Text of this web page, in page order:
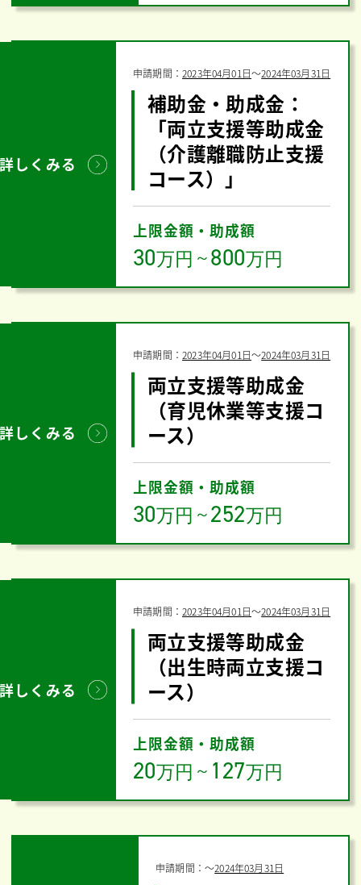
詳しくみる
申請期間：2023年04月01日〜2024年03月31日
補助金・助成金：
「両立支援等助成金
（介護離職防止支援
コース）」
上限金額・助成額
30万円 ～800万円
詳しくみる
申請期間：2023年04月01日〜2024年03月31日
両立支援等助成金
（育児休業等支援コ
ース）
上限金額・助成額
30万円 ～252万円
詳しくみる
申請期間：2023年04月01日〜2024年03月31日
両立支援等助成金
（出生時両立支援コ
ース）
上限金額・助成額
20万円 ～ 127万円
申請期間：〜2024年03月31日